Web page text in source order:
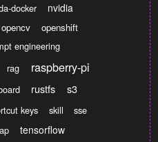
docker nvidia
opencv
openshift
engineering
rag raspberry-pi
rustfs s3
keys skill
sse
tensorflow